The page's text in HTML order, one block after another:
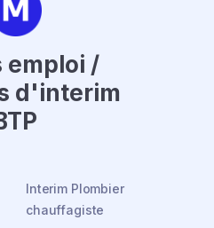
emploi /
d'interim
Interim Plombier
chauffagiste